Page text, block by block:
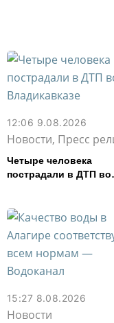
12:06 9.08.2026
Новости, Пресс
Четыре человека
пострадали в ДТП во
15:27 8.08.2026
Новости